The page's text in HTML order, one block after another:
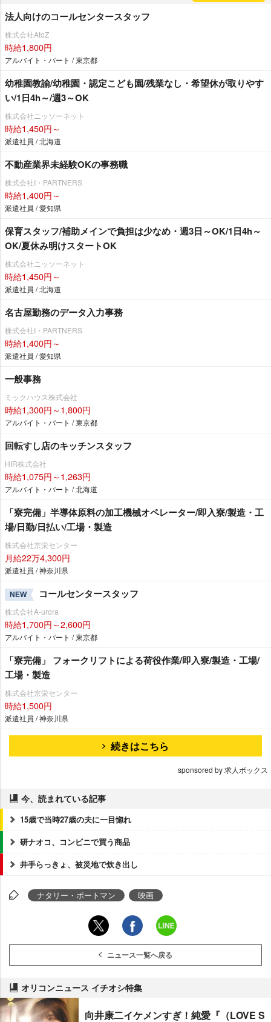
法人向けのコールセンタースタッフ
株式会社AtoZ
時給1,800円
アルバイト・パート / 東京都
幼稚園教諭/幼稚園・認定こども園/残業なし・希望休が取りやす
い/1日4h～/週3～OK
株式会社ニッソーネット
時給1,450円～
派遣社員 / 北海道
不動産業界未経験OKの事務職
株式会社I・PARTNERS
時給1,400円～
派遣社員 / 愛知県
保育スタッフ/補助メインで負担は少なめ・週3日～OK/1日4h～
OK/夏休み明けスタートOK
株式会社ニッソーネット
時給1,450円～
派遣社員 / 北海道
名古屋勤務のデータ入力事務
株式会社I・PARTNERS
時給1,400円～
派遣社員 / 愛知県
一般事務
ミックハウス株式会社
時給1,300円～1,800円
アルバイト・パート / 東京都
回転すし店のキッチンスタッフ
HIR株式会社
時給1,075円～1,263円
アルバイト・パート / 北海道
「寮完備」半導体原料の加工機械オペレーター/即入寮/製造・工
場/日勤/日払い/工場・製造
株式会社京栄センター
月給22万4,300円
派遣社員 / 神奈川県
NEW コールセンタースタッフ
株式会社A-urora
時給1,700円～2,600円
アルバイト・パート / 東京都
「寮完備」 フォークリフトによる荷役作業/即入寮/製造・工場/
工場・製造
株式会社京栄センター
時給1,500円
派遣社員 / 神奈川県
続きはこちら
sponsored by 求人ボックス
今、読まれている記事
15歳で当時27歳の夫に一目惚れ
研ナオコ、コンビニで買う商品
井手らっきょ、被災地で炊き出し
ナタリー・ポートマン 映画
ニュース一覧へ戻る
オリコンニュース イチオシ特集
向井康二イケメンすぎ！純愛『（LOVE S